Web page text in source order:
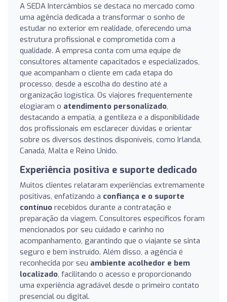
A SEDA Intercâmbios se destaca no mercado como
uma agência dedicada a transformar o sonho de
estudar no exterior em realidade, oferecendo uma
estrutura profissional e comprometida com a
qualidade. A empresa conta com uma equipe de
consultores altamente capacitados e especializados,
que acompanham o cliente em cada etapa do
processo, desde a escolha do destino até a
organização logística. Os viajores frequentemente
elogiaram o atendimento personalizado,
destacando a empatia, a gentileza e a disponibilidade
dos profissionais em esclarecer dúvidas e orientar
sobre os diversos destinos disponíveis, como Irlanda,
Canadá, Malta e Reino Unido.
Experiência positiva e suporte dedicado
Muitos clientes relataram experiências extremamente
positivas, enfatizando a confiança e o suporte
contínuo recebidos durante a contratação e
preparação da viagem. Consultores específicos foram
mencionados por seu cuidado e carinho no
acompanhamento, garantindo que o viajante se sinta
seguro e bem instruído. Além disso, a agência é
reconhecida por seu ambiente acolhedor e bem
localizado, facilitando o acesso e proporcionando
uma experiência agradável desde o primeiro contato
presencial ou digital.